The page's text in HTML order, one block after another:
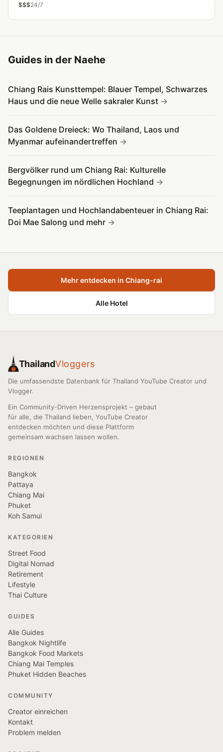
$$$24/7
Guides in der Naehe
Chiang Rais Kunsttempel: Blauer Tempel, Schwarzes
Haus und die neue Welle sakraler Kunst
Das Goldene Dreieck: Wo Thailand, Laos und
Myanmar aufeinandertreffen
Bergvölker rund um Chiang Rai: Kulturelle
Begegnungen im nördlichen Hochland
Teeplantagen und Hochlandabenteuer in Chiang Rai:
Doi Mae Salong und mehr
Mehr entdecken in Chiang-rai
Alle Hotel
ThailandVloggers
Die umfassendste Datenbank für Thailand YouTube Creator und
Vlogger.
Ein Community-Driven Herzensprojekt – gebaut
für alle, die Thailand lieben, YouTube Creator
entdecken möchten und diese Plattform
gemeinsam wachsen lassen wollen.
REGIONEN
Bangkok
Pattaya
Chiang Mai
Phuket
Koh Samui
KATEGORIEN
Street Food
Digital Nomad
Retirement
Lifestyle
Thai Culture
GUIDES
Alle Guides
Bangkok Nightlife
Bangkok Food Markets
Chiang Mai Temples
Phuket Hidden Beaches
COMMUNITY
Creator einreichen
Kontakt
Problem melden